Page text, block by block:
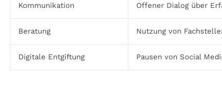
Kommunikation Offener Dialog über
Beratung Nutzung von
Digitale Entgiftung Pausen von Social